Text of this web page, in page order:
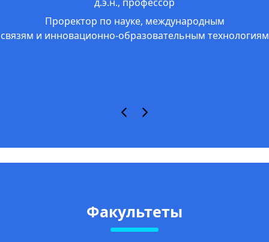
к.ф.н., профессор МНУ
Проректор по внеучебной работе,
гос. языку и связям с общественностью
Факультеты